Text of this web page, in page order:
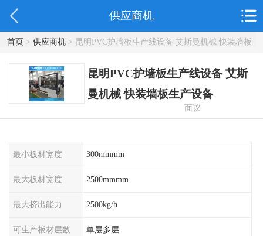
供应商机
首页> 供应商机> 昆明PVC护墙板生产线设备 艾斯曼机械 快装墙板
生产设备
昆明PVC护墙板生产线设备 艾斯
曼机械 快装墙板生产设备
面议
最小板材宽度 300mmmm
最大板材宽度 2500mmmm
最大挤出能力 2500kg/h
可生产板材层数 单层多层